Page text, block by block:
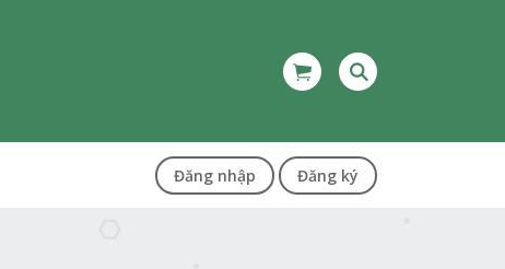
Đăng nhập Đăng ký